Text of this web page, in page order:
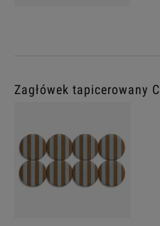
Zagłówek tapicerowany